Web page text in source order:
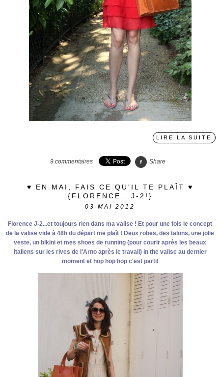
LIRE LA SUITE
9 commentaires Share
♥ EN MAI, FAIS CE QU'IL TE PLAÎT ♥
{FLORENCE...J-2!}
03 MAI 2012
Florence J-2...et toujours rien dans ma valise ! Et pour une fois le concept
de la valise vide à 48h du départ me plaît ! Deux robes, des talons, une jolie
veste, un bikini et mes shoes de running (pour courir après les beaux
italiens sur les rives de l'Arno après le travail) in the valise au dernier
moment et hop hop hop c'est parti!